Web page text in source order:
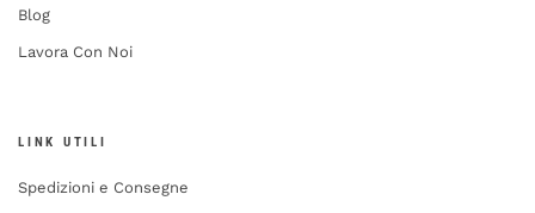
Blog
Lavora Con Noi
LINK UTILI
Spedizioni e Consegne